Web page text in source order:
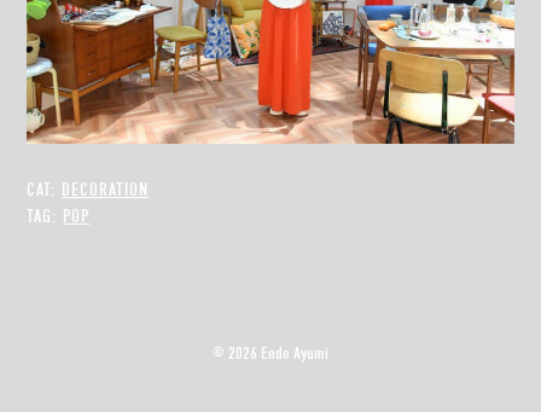
CAT: DECORATION
TAG: POP
© 2026 Endo Ayumi